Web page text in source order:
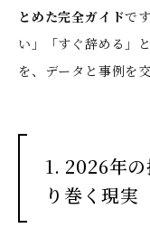
とめた完全ガイドで
い」「すぐ辞める」
を、データと事例を
1. 2026年
り巻く現実